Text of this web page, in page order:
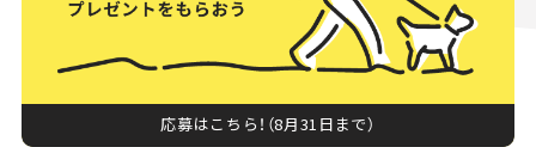
応募はこちら！（8月31日まで）